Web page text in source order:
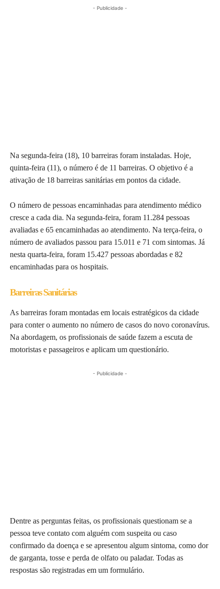
- Publicidade -
Na segunda-feira (18), 10 barreiras foram instaladas. Hoje,
quinta-feira (11), o número é de 11 barreiras. O objetivo é a
ativação de 18 barreiras sanitárias em pontos da cidade.
O número de pessoas encaminhadas para atendimento médico
cresce a cada dia. Na segunda-feira, foram 11.284 pessoas
avaliadas e 65 encaminhadas ao atendimento. Na terça-feira, o
número de avaliados passou para 15.011 e 71 com sintomas. Já
nesta quarta-feira, foram 15.427 pessoas abordadas e 82
encaminhadas para os hospitais.
Barreiras Sanitárias
As barreiras foram montadas em locais estratégicos da cidade
para conter o aumento no número de casos do novo coronavírus.
Na abordagem, os profissionais de saúde fazem a escuta de
motoristas e passageiros e aplicam um questionário.
- Publicidade -
Dentre as perguntas feitas, os profissionais questionam se a
pessoa teve contato com alguém com suspeita ou caso
confirmado da doença e se apresentou algum sintoma, como dor
de garganta, tosse e perda de olfato ou paladar. Todas as
respostas são registradas em um formulário.